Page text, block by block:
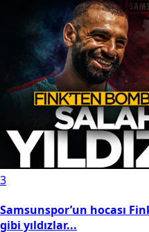
3
Samsunspor’un hocası
gibi yıldızlar...